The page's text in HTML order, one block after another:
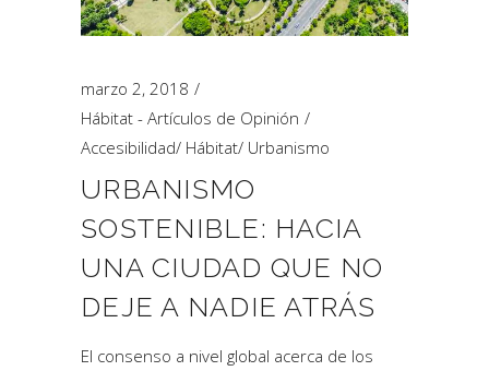
marzo 2, 2018
Hábitat - Artículos de Opinión
Accesibilidad/ Hábitat/ Urbanismo
URBANISMO
SOSTENIBLE: HACIA
UNA CIUDAD QUE NO
DEJE A NADIE ATRÁS
El consenso a nivel global acerca de los